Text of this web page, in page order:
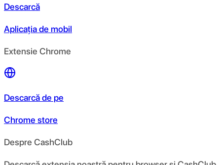
Descarcă
Aplicația de mobil
Extensie Chrome
Descarcă de pe
Chrome store
Despre CashClub